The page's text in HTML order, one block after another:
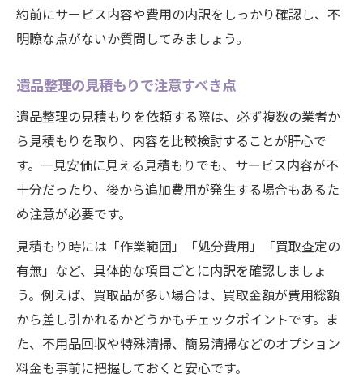
約前にサービス内容や費用の内訳をしっかり確認し、不
明瞭な点がないか質問してみましょう。
遺品整理の見積もりで注意すべき点
遺品整理の見積もりを依頼する際は、必ず複数の業者か
ら見積もりを取り、内容を比較検討することが肝心で
す。一見安価に見える見積もりでも、サービス内容が不
十分だったり、後から追加費用が発生する場合もあるた
め注意が必要です。
見積もり時には「作業範囲」「処分費用」「買取査定の
有無」など、具体的な項目ごとに内訳を確認しましょ
う。例えば、買取品が多い場合は、買取金額が費用総額
から差し引かれるかどうかもチェックポイントです。ま
た、不用品回収や特殊清掃、簡易清掃などのオプション
料金も事前に把握しておくと安心です。